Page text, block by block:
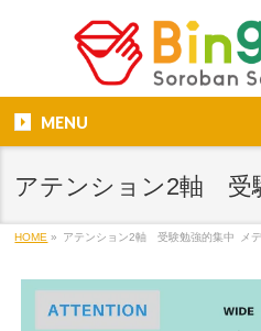
MENU
アテンション2軸 受
HOME » アテンション2軸 受験勉強的集中 メ